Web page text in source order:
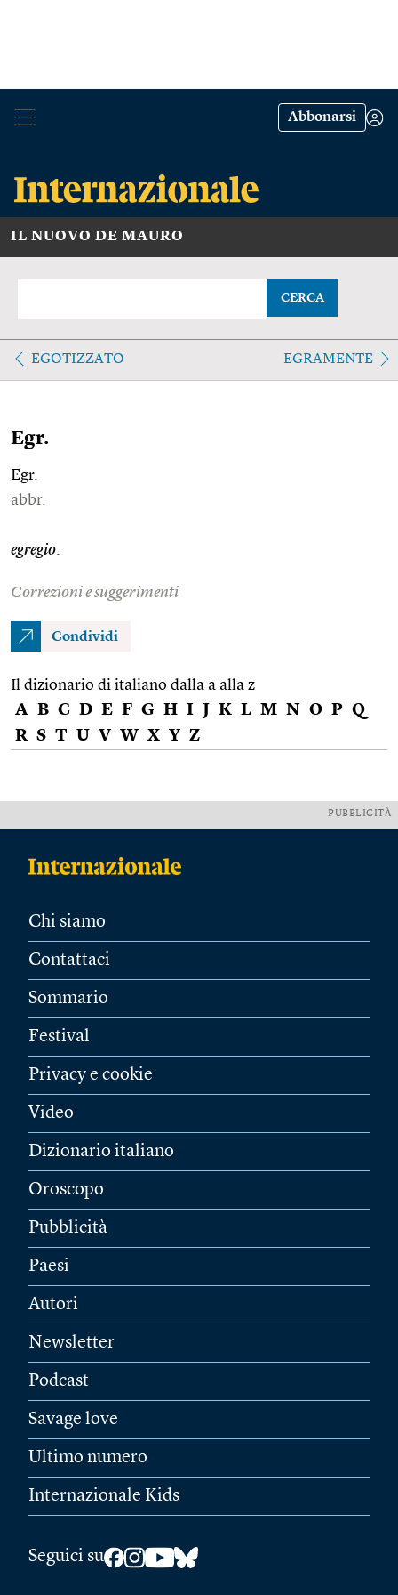
Abbonarsi
IL NUOVO DE MAURO
CERCA
EGOTIZZATO EGRAMENTE
Egr.
Egr.
abbr.
egregio
Correzioni e suggerimenti
Condividi
Il dizionario di italiano dalla a alla z
A B C D E F G H I J K L M N O P Q
R S T U V W X Y Z
PUBBLICITÀ
Chi siamo
Contattaci
Sommario
Festival
Privacy e cookie
Video
Dizionario italiano
Oroscopo
Pubblicità
Paesi
Autori
Newsletter
Podcast
Savage love
Ultimo numero
Internazionale Kids
Seguici su